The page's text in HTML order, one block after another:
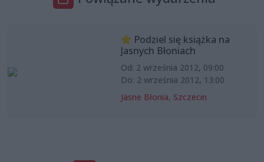
Podziel się książka na
Jasnych Błoniach
Od: 2 września 2012, 09:00
Do: 2 września 2012, 13:00
Jasne Błonia, Szczecin